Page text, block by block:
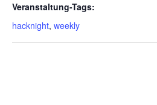
Veranstaltung-Tags:
hacknight, weekly